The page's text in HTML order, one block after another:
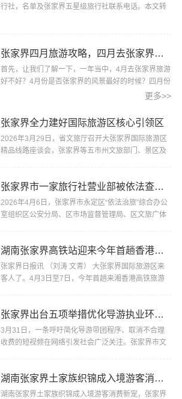
行社，名单及张家界五星级旅行社联系电话。本文转
张家界四月旅游攻略，四月去张家界旅游注意事项，张家界4月份旅行攻略
首先，让我们了解一下，一年当中，4月去张家界旅游
好不好？4月份是否张家界的风景最好的时候？四月份
是否张家界旅游的旺季，最适合旅游吗？答案是肯定
更多>>
张家界全力建好国际旅游区核心引领区
2026年3月29日，省文旅厅召开大张家界国际旅游区
精品线路座谈会，张家界等五市州文旅部门、景区及
张家界市一家旅行社营业部被依法查封，涉嫌低价招徕、虚假宣传等违法违规行为
2026年4月6日，张家界市永定区“依法治旅”综合办公
室组织区公安分局、区市场监督管理局、区文旅广体
湖南张家界高铁站迎来今年首趟香港高铁旅游专列
张家界日报讯 （刘涛 文青） 大张家界国际旅游区来
客人了。4月3日至7日，今年首趟来湘香港高铁旅游
张家界出台五项举措优化导游执业环境规范执业行为
3月31日，一条呼吁简化导游带团程序、取消不合理
收费的短视频在网络引发社会广泛关注。张家界市文
湖南张家界土家族织锦成入境游客消费新宠
湖南张家界土家族织锦成入境游客消费新宠，张家界